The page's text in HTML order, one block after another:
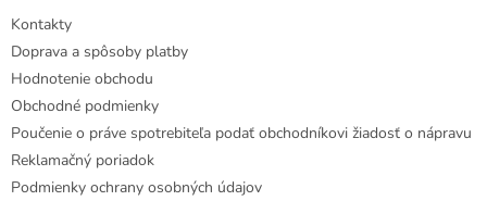
Kontakty
Doprava a spôsoby platby
Hodnotenie obchodu
Obchodné podmienky
Poučenie o práve spotrebiteľa podať obchodníkovi žiadosť o nápravu
Reklamačný poriadok
Podmienky ochrany osobných údajov